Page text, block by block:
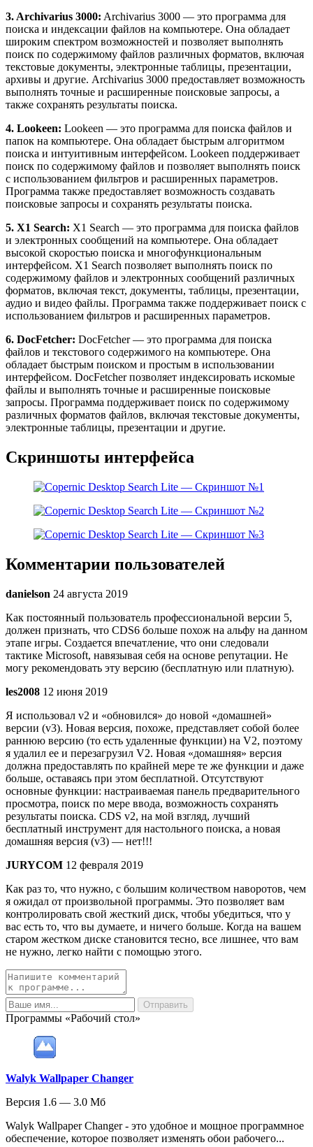
3. Archivarius 3000: Archivarius 3000 — это программа для
поиска и индексации файлов на компьютере. Она обладает
широким спектром возможностей и позволяет выполнять
поиск по содержимому файлов различных форматов, включая
текстовые документы, электронные таблицы, презентации,
архивы и другие. Archivarius 3000 предоставляет возможность
выполнять точные и расширенные поисковые запросы, а
также сохранять результаты поиска.
4. Lookeen: Lookeen — это программа для поиска файлов и
папок на компьютере. Она обладает быстрым алгоритмом
поиска и интуитивным интерфейсом. Lookeen поддерживает
поиск по содержимому файлов и позволяет выполнять поиск
с использованием фильтров и расширенных параметров.
Программа также предоставляет возможность создавать
поисковые запросы и сохранять результаты поиска.
5. X1 Search: X1 Search — это программа для поиска файлов
и электронных сообщений на компьютере. Она обладает
высокой скоростью поиска и многофункциональным
интерфейсом. X1 Search позволяет выполнять поиск по
содержимому файлов и электронных сообщений различных
форматов, включая текст, документы, таблицы, презентации,
аудио и видео файлы. Программа также поддерживает поиск с
использованием фильтров и расширенных параметров.
6. DocFetcher: DocFetcher — это программа для поиска
файлов и текстового содержимого на компьютере. Она
обладает быстрым поиском и простым в использовании
интерфейсом. DocFetcher позволяет индексировать искомые
файлы и выполнять точные и расширенные поисковые
запросы. Программа поддерживает поиск по содержимому
различных форматов файлов, включая текстовые документы,
электронные таблицы, презентации и другие.
Скриншоты интерфейса
Комментарии пользователей
danielson 24 августа 2019
Как постоянный пользователь профессиональной версии 5,
должен признать, что CDS6 больше похож на альфу на данном
этапе игры. Создается впечатление, что они следовали
тактике Microsoft, навязывая себя на основе репутации. Не
могу рекомендовать эту версию (бесплатную или платную).
les2008 12 июня 2019
Я использовал v2 и «обновился» до новой «домашней»
версии (v3). Новая версия, похоже, представляет собой более
раннюю версию (то есть удаленные функции) на V2, поэтому
я удалил ее и перезагрузил V2. Новая «домашняя» версия
должна предоставлять по крайней мере те же функции и даже
больше, оставаясь при этом бесплатной. Отсутствуют
основные функции: настраиваемая панель предварительного
просмотра, поиск по мере ввода, возможность сохранять
результаты поиска. CDS v2, на мой взгляд, лучший
бесплатный инструмент для настольного поиска, а новая
домашняя версия (v3) — нет!!!
JURYCOM 12 февраля 2019
Как раз то, что нужно, с большим количеством наворотов, чем
я ожидал от произвольной программы. Это позволяет вам
контролировать свой жесткий диск, чтобы убедиться, что у
вас есть то, что вы думаете, и ничего больше. Когда на вашем
старом жестком диске становится тесно, все лишнее, что вам
не нужно, легко найти с помощью этого.
Программы «Рабочий стол»
Walyk Wallpaper Changer
Версия 1.6 — 3.0 Мб
Walyk Wallpaper Changer - это удобное и мощное программное
обеспечение, которое позволяет изменять обои рабочего...